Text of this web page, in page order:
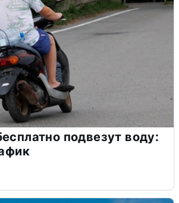
подвезут воду: